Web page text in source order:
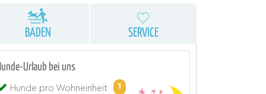
BADEN SERVICE
Urlaub bei uns
Hunde pro Wohneinheit 1